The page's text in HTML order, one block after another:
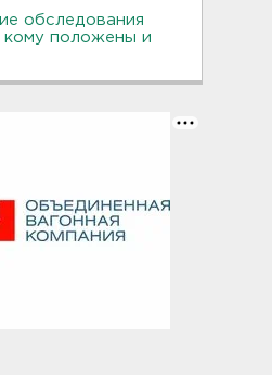
обследования
кому положены и